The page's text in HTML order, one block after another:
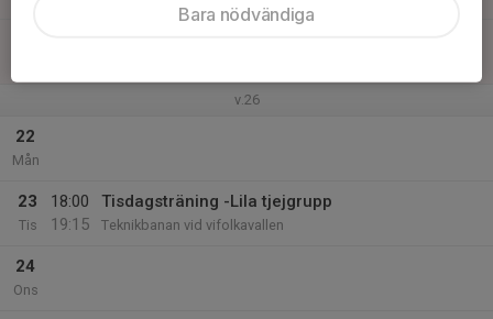
v.26
22
Mån
23
Tis
18:00
19:15
Tisdagsträning -Lila tjejgrupp
Teknikbanan vid vifolkavallen
24
Ons
Bara nödvändiga